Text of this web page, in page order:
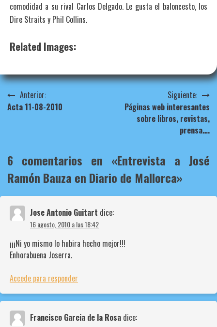
comodidad a su rival Carlos Delgado. Le gusta el baloncesto, los
Dire Straits y Phil Collins.
Related Images:
Navegación
de
Anterior:
Acta 11-08-2010
Siguiente:
Páginas web interesantes
sobre libros, revistas,
prensa….
6 comentarios en «Entrevista a José
Ramón Bauza en Diario de Mallorca»
Jose Antonio Guitart dice:
16 agosto, 2010 a las 18:42
¡¡¡Ni yo mismo lo hubira hecho mejor!!!
Enhorabuena Joserra.
Accede para responder
Francisco Garcia de la Rosa dice: